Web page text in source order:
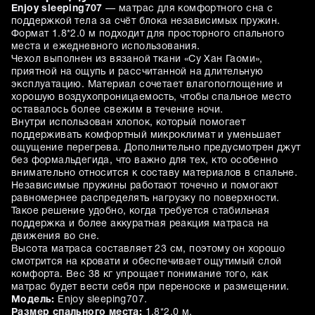
Enjoy sleeping707 — матрас для комфортного сна с
поддержкой тела за счёт блока независимых пружин.
Формат 1.8*2.0 м подходит для просторного спального
места и ежедневного использования.
Чехол выполнен из вязаной ткани «Су Хан Гаоми»,
приятной на ощупь и рассчитанной на длительную
эксплуатацию. Материал сочетает влагопоглощение и
хорошую воздухопроницаемость, чтобы спальное место
оставалось более свежим в течение ночи.
Внутри использован хлопок, который помогает
поддерживать комфортный микроклимат и уменьшает
ощущение перегрева. Дополнительно предусмотрен джут
без формальдегида, что важно для тех, кто особенно
внимательно относится к составу материалов в спальне.
Независимые пружины работают точечно и помогают
равномернее распределять нагрузку по поверхности.
Такое решение удобно, когда требуется стабильная
поддержка и более аккуратная реакция матраса на
движения во сне.
Высота матраса составляет 23 см, поэтому он хорошо
смотрится на кровати и обеспечивает ощутимый слой
комфорта. Вес 38 кг упрощает понимание того, как
матрас будет вести себя при переноске и размещении.
Модель:
Enjoy sleeping707.
Размер спального места: 1.8*2.0 м.